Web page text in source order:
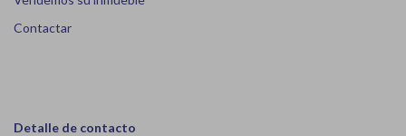
Contactar
Detalle de contacto